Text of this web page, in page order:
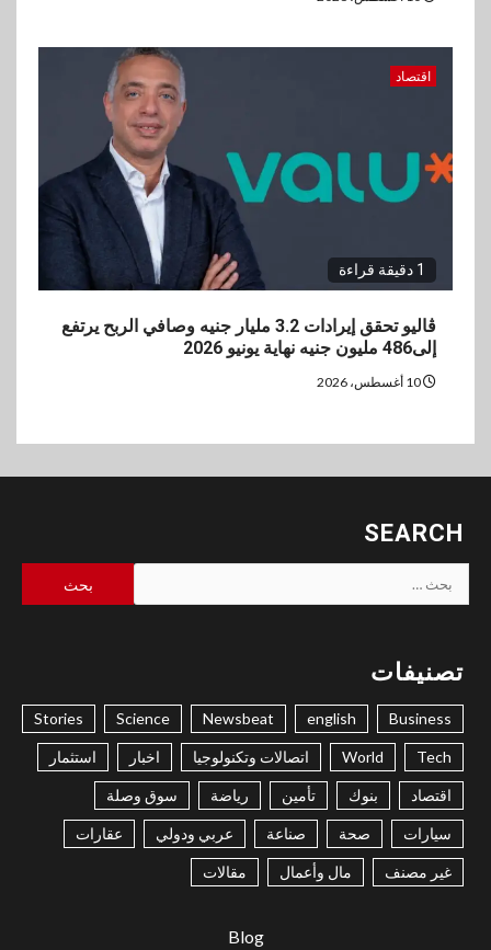
اقتصاد
1 دقيقة قراءة
ڤاليو تحقق إيرادات 3.2 مليار جنيه وصافي الربح يرتفع
إلى486 مليون جنيه نهاية يونيو 2026
SEARCH
البحث
عن:
تصنيفات
Business
english
Newsbeat
Science
Stories
Tech
World اتصالات وتكنولوجيا اخبار استثمار
اقتصاد بنوك تأمين رياضة سوق وصلة
سيارات صحة صناعة عربي ودولي عقارات
غير مصنف مال وأعمال مقالات
Blog